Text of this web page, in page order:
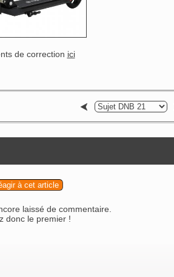
de correction ici
à cet article
laissé de commentaire.
donc le premier !